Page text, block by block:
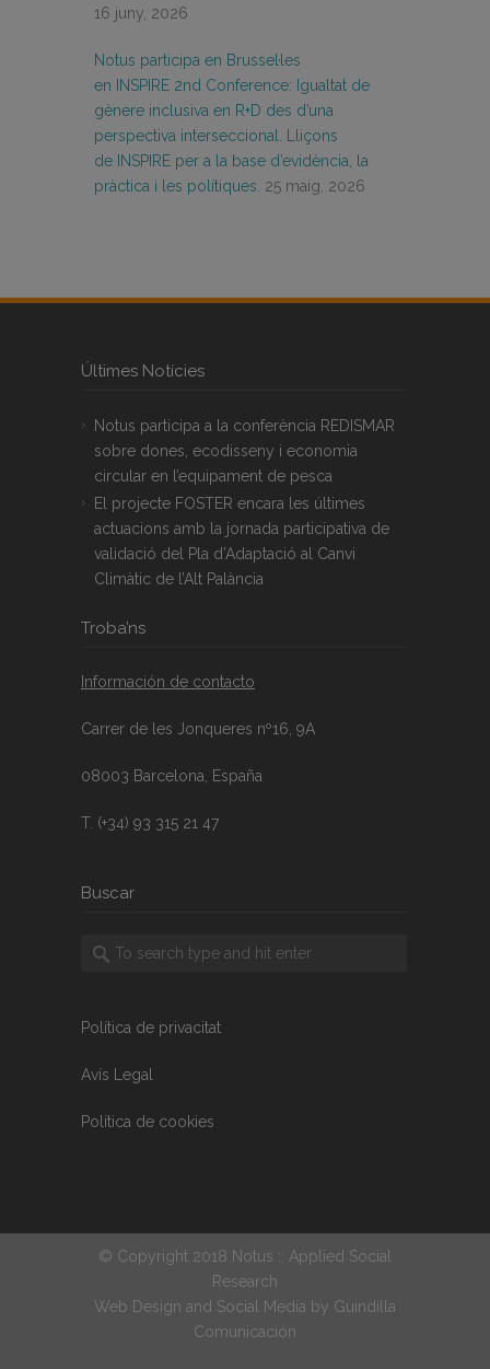
16 juny, 2026
Notus participa en Brussel·les
en INSPIRE 2nd Conference: Igualtat de
gènere inclusiva en R+D des d’una
perspectiva interseccional. Lliçons
de INSPIRE per a la base d’evidència, la
pràctica i les polítiques. 25 maig, 2026
Últimes Notícies
Notus participa a la conferència REDISMAR
sobre dones, ecodisseny i economia
circular en l’equipament de pesca
El projecte FOSTER encara les últimes
actuacions amb la jornada participativa de
validació del Pla d’Adaptació al Canvi
Climàtic de l’Alt Palància
Troba’ns
Información de contacto
Carrer de les Jonqueres nº16, 9A
08003 Barcelona, España
T. (+34) 93 315 21 47
Buscar
Política de privacitat
Avís Legal
Política de cookies
© Copyright 2018 Notus :: Applied Social
Research
Web Design and Social Media by Guindilla
Comunicación